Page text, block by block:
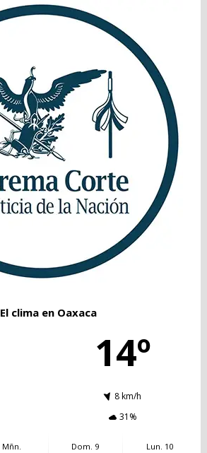
El clima en Oaxaca
14º
8 km/h
31%
Mñn.
Dom. 9
Lun. 10